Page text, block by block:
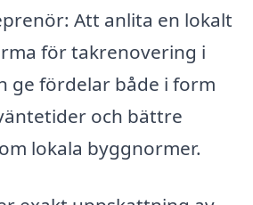
Att anlita en lokalt
för takrenovering i
ge fördelar både i form
och bättre
lokala byggnormer.